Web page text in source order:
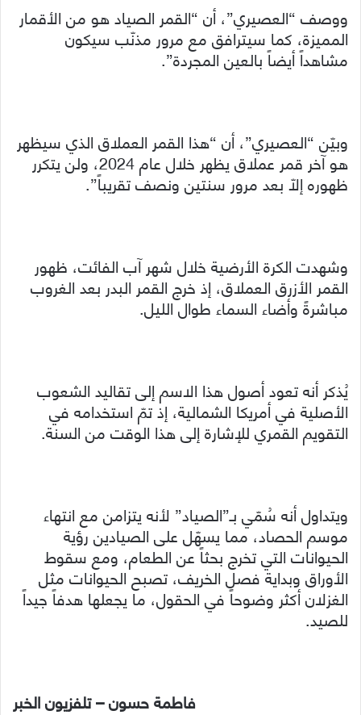
ووصف “العصيري”، أن “القمر الصياد هو من الأقمار
المميزة، كما سيترافق مع مرور مذنّب سيكون
مشاهداً أيضاً بالعين المجردة”.
وبيّن “العصيري”، أن “هذا القمر العملاق الذي سيظهر
هو آخر قمر عملاق يظهر خلال عام 2024، ولن يتكرر
ظهوره إلّا بعد مرور سنتين ونصف تقريباً”.
وشهدت الكرة الأرضية خلال شهر آب الفائت، ظهور
القمر الأزرق العملاق، إذ خرج القمر البدر بعد الغروب
مباشرةً وأضاء السماء طوال الليل.
يُذكر أنه تعود أصول هذا الاسم إلى تقاليد الشعوب
الأصلية في أمريكا الشمالية، إذ تمّ استخدامه في
التقويم القمري للإشارة إلى هذا الوقت من السنة.
ويتداول أنه سُمّي بـ”الصياد” لأنه يتزامن مع انتهاء
موسم الحصاد، مما يسهّل على الصيادين رؤية
الحيوانات التي تخرج بحثاً عن الطعام، ومع سقوط
الأوراق وبداية فصل الخريف، تصبح الحيوانات مثل
الغزلان أكثر وضوحاً في الحقول، ما يجعلها هدفاً جيداً
للصيد.
فاطمة حسون – تلفزيون الخبر